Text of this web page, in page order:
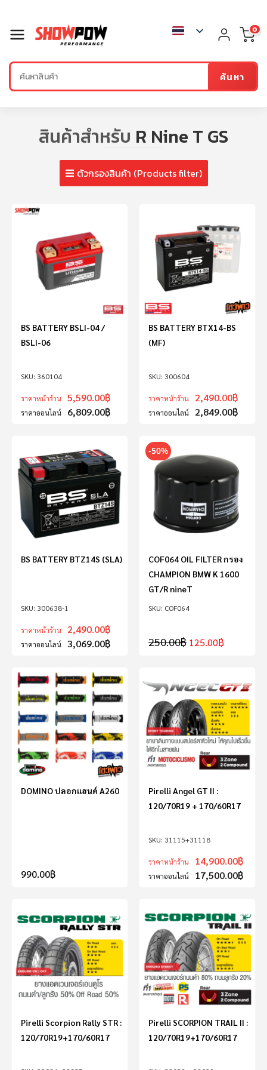
ค้นหา
0
สินค้าสำหรับ R Nine T GS
ตัวกรองสินค้า (Products filter)
360104
BS BATTERY BSLI-04 /
BSLI-06
ราคาหน้าร้าน 5,590.00฿
ราคาออนไลน์ 6,809.00฿
300604
BS BATTERY BTX14-BS
(MF)
ราคาหน้าร้าน 2,490.00฿
ราคาออนไลน์ 2,849.00฿
300638-1
BS BATTERY BTZ14S (SLA)
ราคาหน้าร้าน 2,490.00฿
ราคาออนไลน์ 3,069.00฿
-50%
COF064
COF064 OIL FILTER กรอง
CHAMPION BMW K 1600
GT/R nineT
250.00฿ 125.00฿
DOMINO ปลอกแฮนด์ A260
990.00฿
31115+31118
Pirelli Angel GT II :
120/70R19 + 170/60R17
ราคาหน้าร้าน 14,900.00฿
ราคาออนไลน์ 17,500.00฿
Pirelli Scorpion Rally STR :
120/70R19+170/60R17
Pirelli SCORPION TRAIL II :
120/70R19+170/60R17